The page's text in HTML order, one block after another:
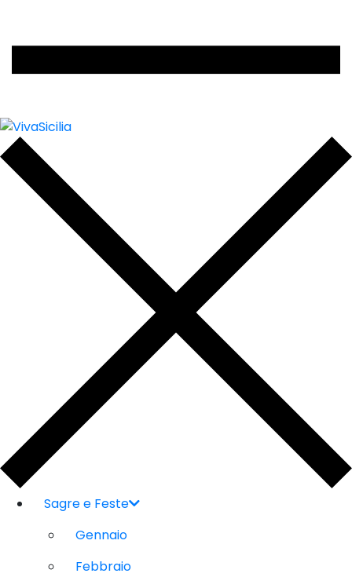
Sagre e Feste
Gennaio
Febbraio